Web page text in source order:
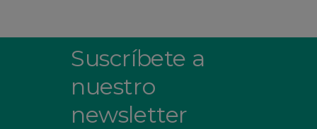
Suscríbete a
nuestro
newsletter